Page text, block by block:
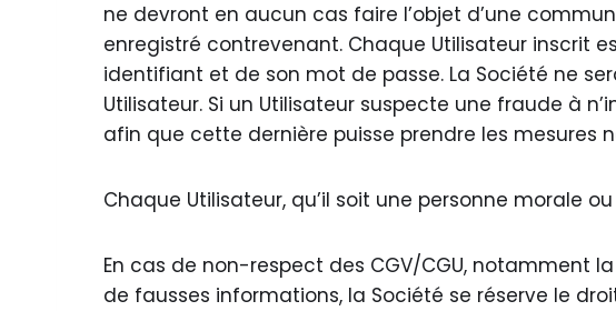
ne devront en aucun cas faire l’objet d’une
enregistré contrevenant. Chaque Utilisateur inscrit
identifiant et de son mot de passe. La Société ne
Utilisateur. Si un Utilisateur suspecte une fraude à
afin que cette dernière puisse prendre les mesures
Chaque Utilisateur, qu’il soit une personne morale
En cas de non-respect des CGV/CGU, notamment
de fausses informations, la Société se réserve le